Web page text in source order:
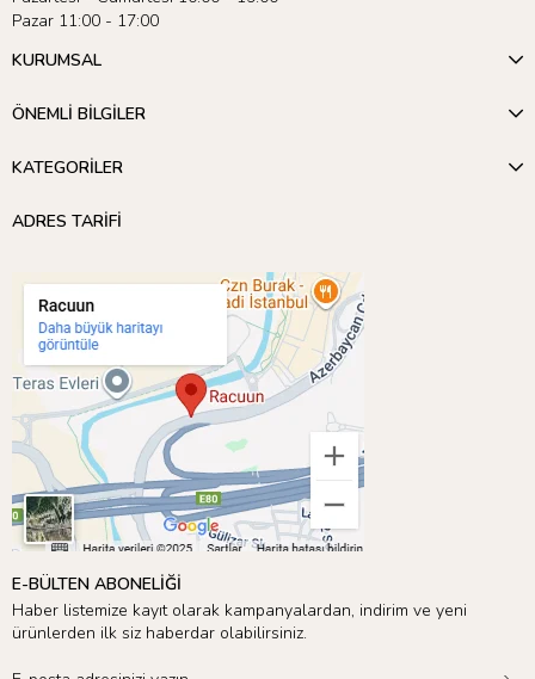
Pazar 11:00 - 17:00
KURUMSAL
ÖNEMLİ BİLGİLER
KATEGORİLER
ADRES TARİFİ
E-BÜLTEN ABONELİĞİ
Haber listemize kayıt olarak kampanyalardan, indirim ve yeni
ürünlerden ilk siz haberdar olabilirsiniz.